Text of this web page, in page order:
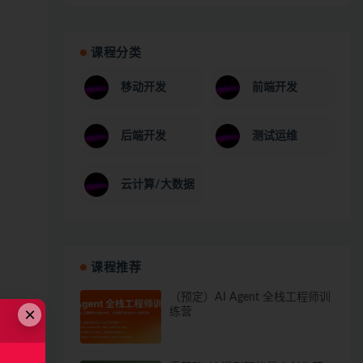
课程分类
移动开发 前端开发
后端开发 测试运维
云计算/大数据
课程推荐
（预定）AI Agent 全栈工程师训
练营
×